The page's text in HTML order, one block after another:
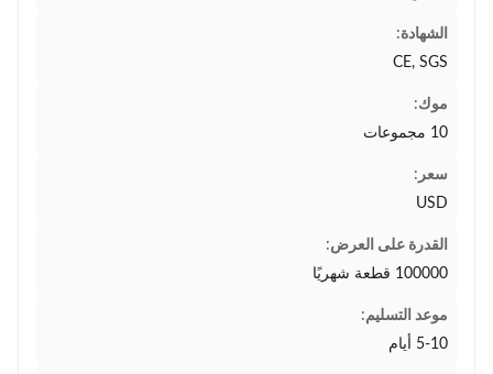
الشهادة:
CE, SGS
موك:
10 مجموعات
سعر:
USD
القدرة على العرض:
100000 قطعة شهريًا
موعد التسليم:
5-10 أيام